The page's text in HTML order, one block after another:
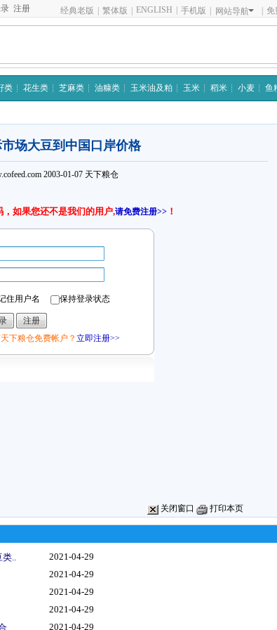
注册 经典老版 繁体版 ENGLISH 手机版 网站导航 免
类 花生类 芝麻类 油糠类 玉米油及粕 玉米 稻米 小麦 鱼
场大豆到中国口岸价格
2003-01-07 天下粮仓
如果您还不是我们的用户,请免费注册>> ！
住用户名 保持登录状态
下粮仓免费帐户？ 立即注册>>
关闭窗口 打印本页
类..
2021-04-29
2021-04-29
2021-04-29
2021-04-29
..
2021-04-29